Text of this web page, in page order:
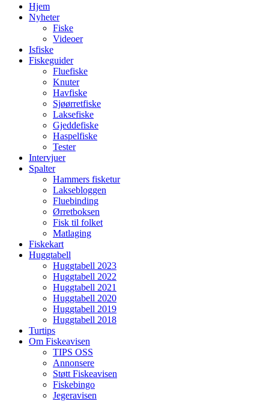
Hjem
Nyheter
Fiske
Videoer
Isfiske
Fiskeguider
Fluefiske
Knuter
Havfiske
Sjøørretfiske
Laksefiske
Gjeddefiske
Haspelfiske
Tester
Intervjuer
Spalter
Hammers fisketur
Laksebloggen
Fluebinding
Ørretboksen
Fisk til folket
Matlaging
Fiskekart
Huggtabell
Huggtabell 2023
Huggtabell 2022
Huggtabell 2021
Huggtabell 2020
Huggtabell 2019
Huggtabell 2018
Turtips
Om Fiskeavisen
TIPS OSS
Annonsere
Støtt Fiskeavisen
Fiskebingo
Jegeravisen